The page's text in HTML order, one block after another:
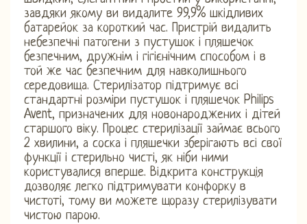
завдяки якому ви видалите 99,9% шкідливих
батарейок за короткий час. Пристрій видалить
небезпечні патогени з пустушок і пляшечок
безпечним, дружнім і гігієнічним способом і в
той же час безпечним для навколишнього
середовища. Стерилізатор підтримує всі
стандартні розміри пустушок і пляшечок Philips
Avent, призначених для новонароджених і дітей
старшого віку. Процес стерилізації займає всього
2 хвилини, а соска і пляшечки зберігають всі свої
функції і стерильно чисті, як ніби ними
користувалися вперше. Відкрита конструкція
дозволяє легко підтримувати конфорку в
чистоті, тому ви можете щоразу стерилізувати
чистою парою.